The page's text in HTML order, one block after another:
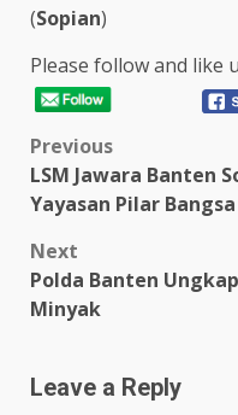
(Sopian)
Please follow and like
Post
navigation
Previous
LSM Jawara Banten
Yayasan Pilar
Next
Polda Banten
Minyak
Leave a Reply